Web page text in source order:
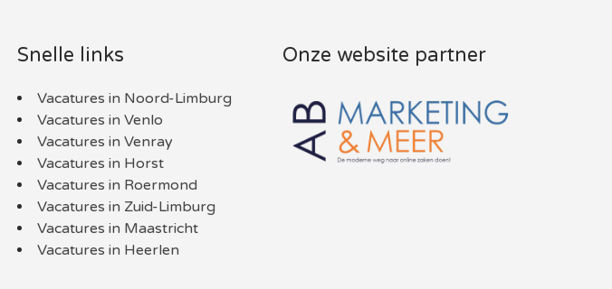
Snelle links
Vacatures in Noord-Limburg
Vacatures in Venlo
Vacatures in Venray
Vacatures in Horst
Vacatures in Roermond
Vacatures in Zuid-Limburg
Vacatures in Maastricht
Vacatures in Heerlen
Onze website partner